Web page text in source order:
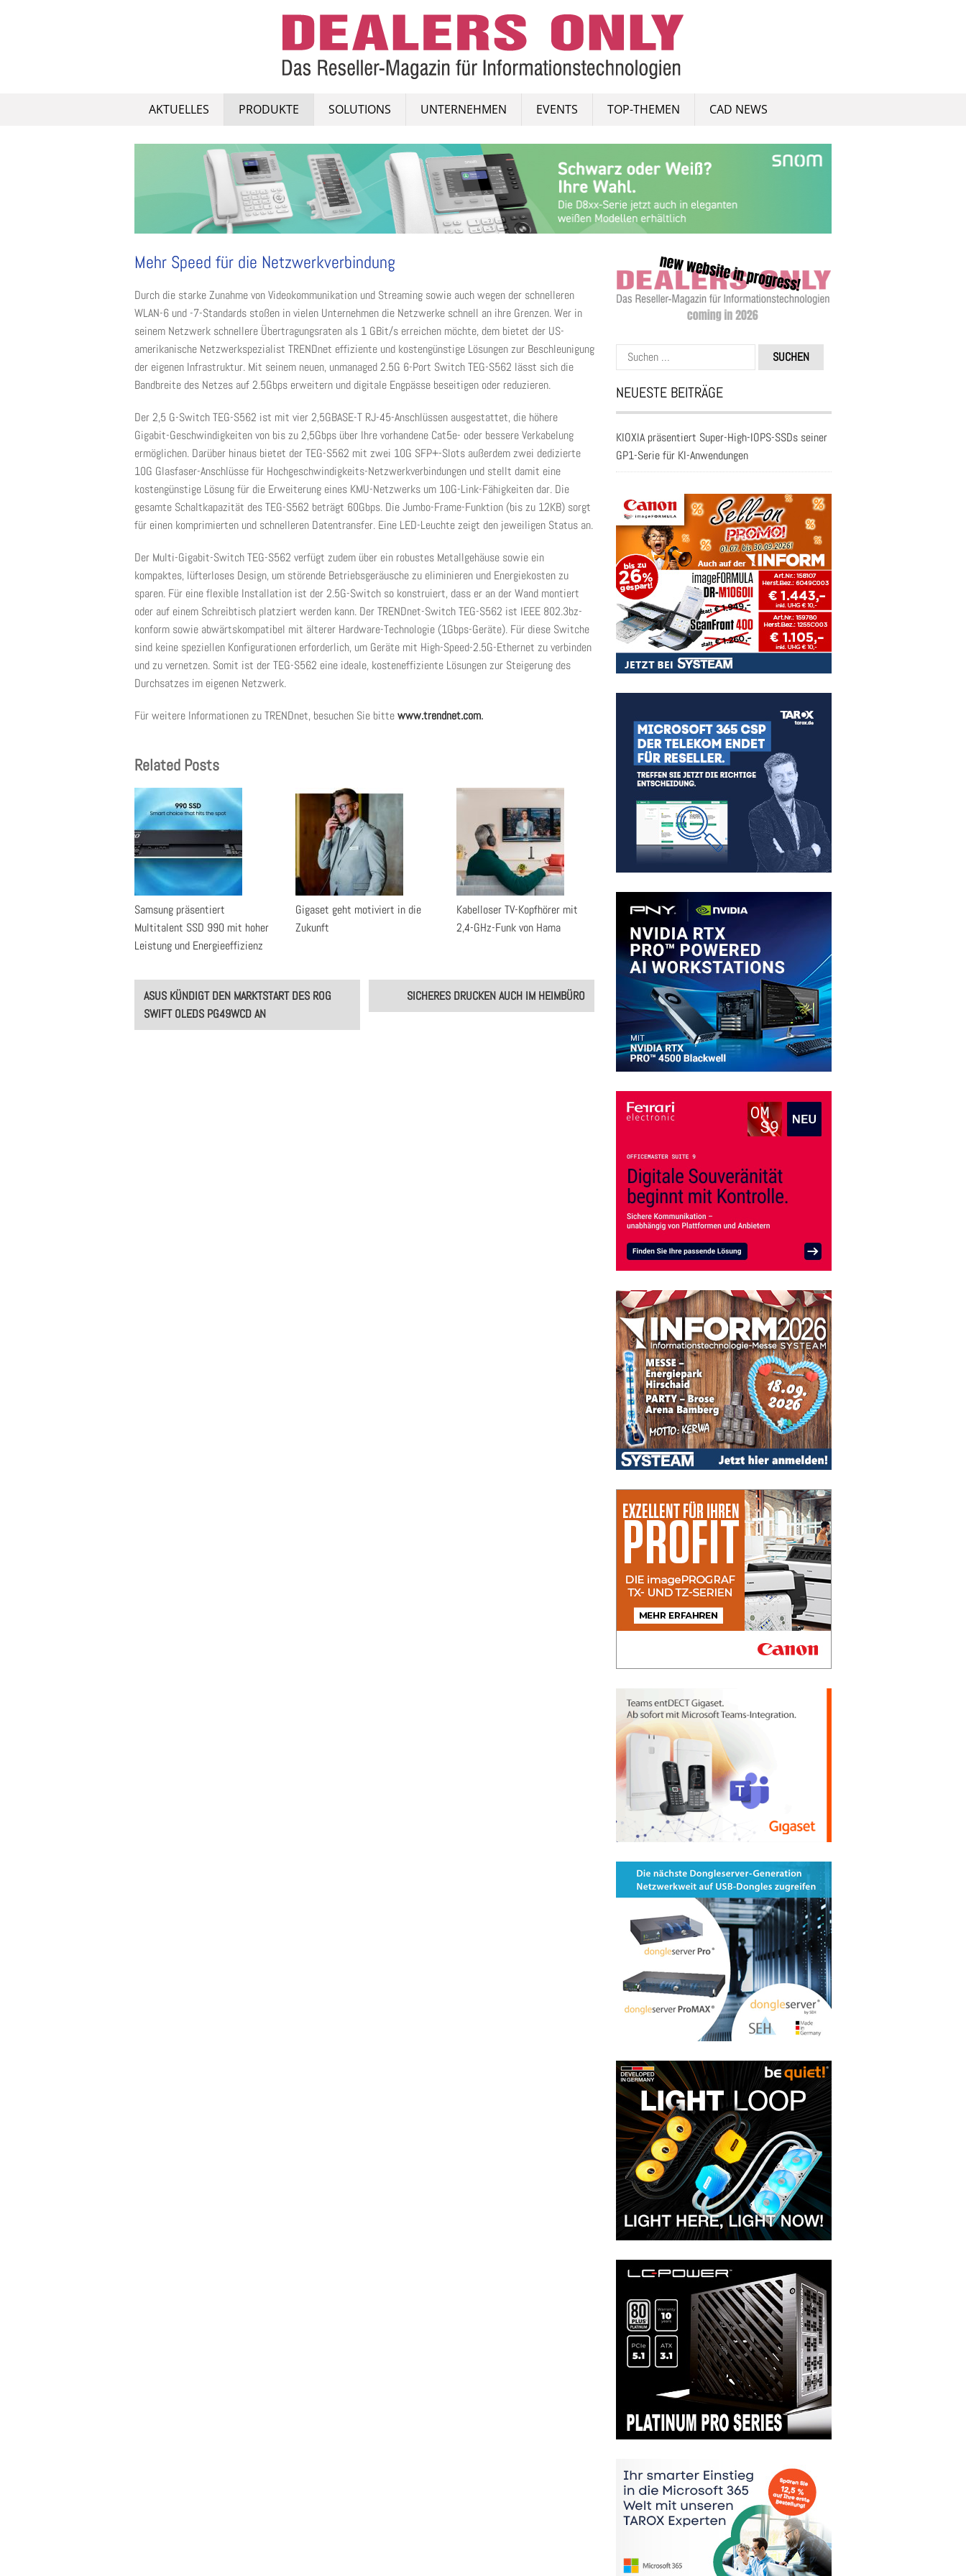
AKTUELLES PRODUKTE SOLUTIONS UNTERNEHMEN EVENTS TOP-THEMEN CAD NEWS
Mehr Speed für die Netzwerkverbindung
Durch die starke Zunahme von Videokommunikation und Streaming sowie auch wegen der schnelleren
WLAN-6 und -7-Standards stoßen in vielen Unternehmen die Netzwerke schnell an ihre Grenzen. Wer in
seinem Netzwerk schnellere Übertragungsraten als 1 GBit/s erreichen möchte, dem bietet der US-
amerikanische Netzwerkspezialist TRENDnet effiziente und kostengünstige Lösungen zur Beschleunigung
der eigenen Infrastruktur. Mit seinem neuen, unmanaged 2.5G 6-Port Switch TEG-S562 lässt sich die
Bandbreite des Netzes auf 2.5Gbps erweitern und digitale Engpässe beseitigen oder reduzieren.
Der 2,5 G-Switch TEG-S562 ist mit vier 2,5GBASE-T RJ-45-Anschlüssen ausgestattet, die höhere
Gigabit-Geschwindigkeiten von bis zu 2,5Gbps über Ihre vorhandene Cat5e- oder bessere Verkabelung
ermöglichen. Darüber hinaus bietet der TEG-S562 mit zwei 10G SFP+-Slots außerdem zwei dedizierte
10G Glasfaser-Anschlüsse für Hochgeschwindigkeits-Netzwerkverbindungen und stellt damit eine
kostengünstige Lösung für die Erweiterung eines KMU-Netzwerks um 10G-Link-Fähigkeiten dar. Die
gesamte Schaltkapazität des TEG-S562 beträgt 60Gbps. Die Jumbo-Frame-Funktion (bis zu 12KB) sorgt
für einen komprimierten und schnelleren Datentransfer. Eine LED-Leuchte zeigt den jeweiligen Status an.
Der Multi-Gigabit-Switch TEG-S562 verfügt zudem über ein robustes Metallgehäuse sowie ein
kompaktes, lüfterloses Design, um störende Betriebsgeräusche zu eliminieren und Energiekosten zu
sparen. Für eine flexible Installation ist der 2.5G-Switch so konstruiert, dass er an der Wand montiert
oder auf einem Schreibtisch platziert werden kann. Der TRENDnet-Switch TEG-S562 ist IEEE 802.3bz-
konform sowie abwärtskompatibel mit älterer Hardware-Technologie (1Gbps-Geräte). Für diese Switche
sind keine speziellen Konfigurationen erforderlich, um Geräte mit High-Speed-2.5G-Ethernet zu verbinden
und zu vernetzen. Somit ist der TEG-S562 eine ideale, kosteneffiziente Lösungen zur Steigerung des
Durchsatzes im eigenen Netzwerk.
Für weitere Informationen zu TRENDnet, besuchen Sie bittewww.trendnet.com.
Related Posts
Samsung präsentiert
Multitalent SSD 990 mit hoher
Leistung und Energieeffizienz
Gigaset geht motiviert in die
Zukunft
Kabelloser TV-Kopfhörer mit
2,4-GHz-Funk von Hama
Post
navigation
ASUS KÜNDIGT DEN MARKTSTART DES ROG
SWIFT OLEDS PG49WCD AN
SICHERES DRUCKEN AUCH IM HEIMBÜRO
Suchen
nach:
NEUESTE BEITRÄGE
KIOXIA präsentiert Super-High-IOPS-SSDs seiner
GP1-Serie für KI-Anwendungen